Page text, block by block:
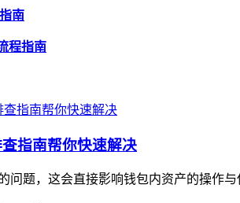
南
程指南
指南帮你快速解决
问题，这会直接影响钱包内资产的操作